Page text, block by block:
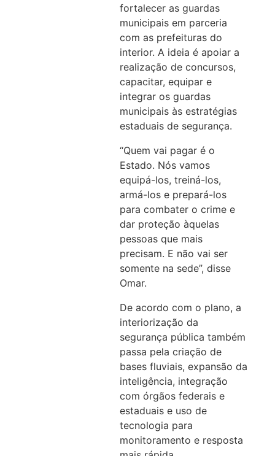
fortalecer as guardas
municipais em parceria
com as prefeituras do
interior. A ideia é apoiar a
realização de concursos,
capacitar, equipar e
integrar os guardas
municipais às estratégias
estaduais de segurança.
“Quem vai pagar é o
Estado. Nós vamos
equipá-los, treiná-los,
armá-los e prepará-los
para combater o crime e
dar proteção àquelas
pessoas que mais
precisam. E não vai ser
somente na sede”, disse
Omar.
De acordo com o plano, a
interiorização da
segurança pública também
passa pela criação de
bases fluviais, expansão da
inteligência, integração
com órgãos federais e
estaduais e uso de
tecnologia para
monitoramento e resposta